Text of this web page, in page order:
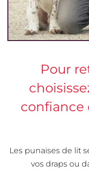
Pour
confiance
Les punaises de lit
vos draps ou